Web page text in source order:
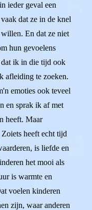
ieder geval een
dat ze in de knel
En dat ze niet
hun gevoelens
ik in die tijd ook
afleiding te zoeken.
emoties ook teveel
en sprak ik af met
heeft. Maar
heeft echt tijd
is liefde en
het mooi als
is warmte en
voelen kinderen
zijn, waar anderen